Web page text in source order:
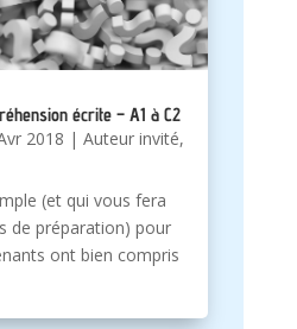
écrite – A1 à C2
2018 | Auteur invité,
(et qui vous fera
de préparation) pour
ont bien compris